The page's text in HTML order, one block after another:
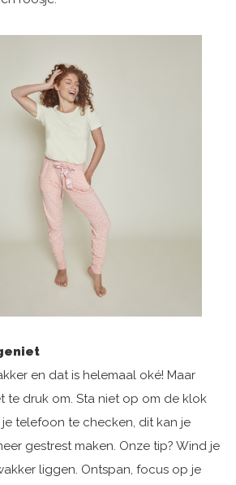
en dat is helemaal oké! Maar
te druk om. Sta niet op om de klok
telefoon te checken, dit kan je
gestrest maken. Onze tip? Wind je
liggen. Ontspan, focus op je